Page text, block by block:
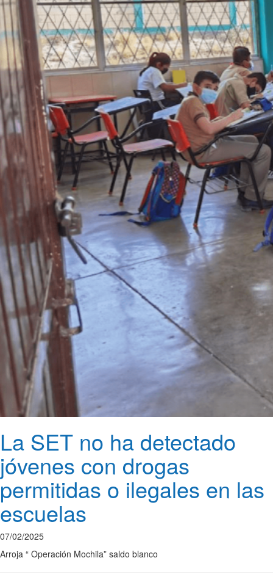
La SET no ha detectado
jóvenes con drogas
permitidas o ilegales en las
escuelas
07/02/2025
Arroja “ Operación Mochila” saldo blanco